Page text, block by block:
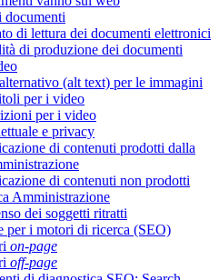
di lettura dei documenti elettronici
di produzione dei documenti
(alt text) per le immagini
per i video
per i video
e privacy
di contenuti prodotti dalla
di contenuti non prodotti
Amministrazione
dei soggetti ritratti
per i motori di ricerca (SEO)
on-page
off-page